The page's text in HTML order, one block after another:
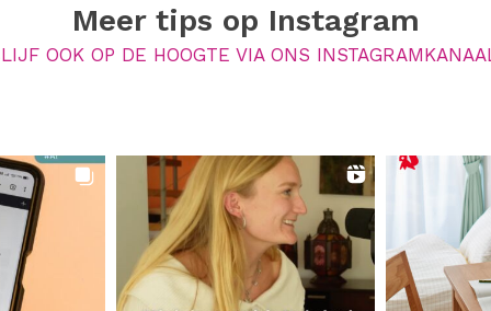
Meer tips op Instagram
OOK OP DE HOOGTE VIA ONS